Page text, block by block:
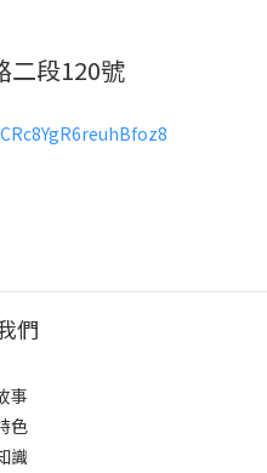
二段120號
們
事
色
識